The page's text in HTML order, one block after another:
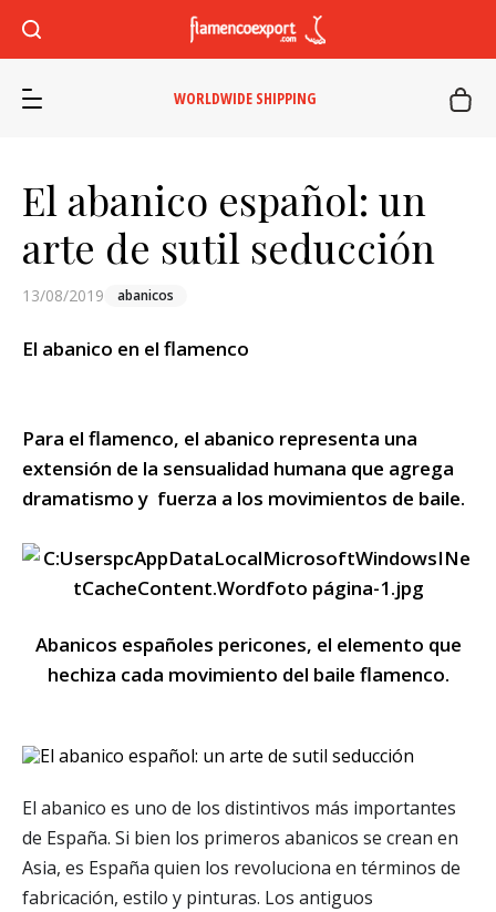
WORLDWIDE SHIPPING
El abanico español: un
arte de sutil seducción
13/08/2019 abanicos
El abanico en el flamenco
Para el flamenco, el abanico representa una
extensión de la sensualidad humana que agrega
dramatismo y fuerza a los movimientos de baile.
Abanicos españoles pericones, el elemento que
hechiza cada movimiento del baile flamenco.
El abanico es uno de los distintivos más importantes
de España. Si bien los primeros abanicos se crean en
Asia, es España quien los revoluciona en términos de
fabricación, estilo y pinturas. Los antiguos